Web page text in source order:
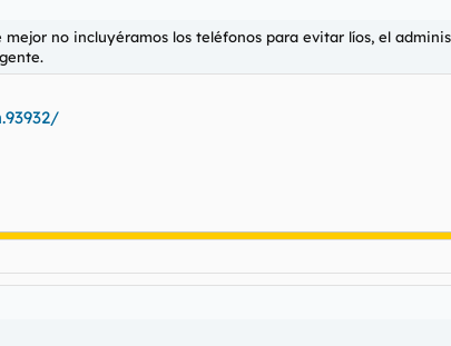
no incluyéramos los teléfonos para evitar líos, el